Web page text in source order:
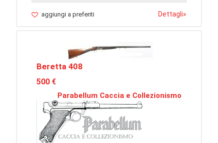
aggiungi a preferiti Dettagli»
Beretta 408
500 €
Parabellum Caccia e Collezionismo